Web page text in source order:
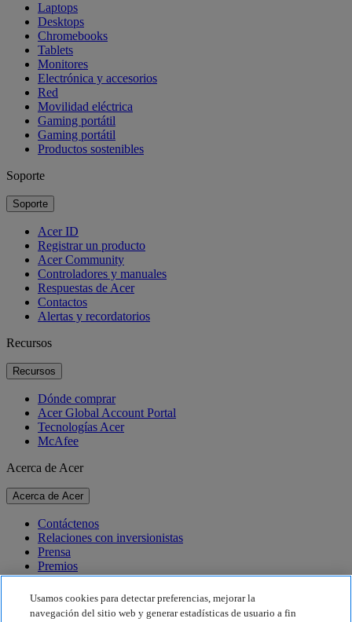
Laptops
Desktops
Chromebooks
Tablets
Monitores
Electrónica y accesorios
Red
Movilidad eléctrica
Gaming portátil
Gaming portátil
Productos sostenibles
Soporte
Soporte
Acer ID
Registrar un producto
Acer Community
Controladores y manuales
Respuestas de Acer
Contactos
Alertas y recordatorios
Recursos
Recursos
Dónde comprar
Acer Global Account Portal
Tecnologías Acer
McAfee
Acerca de Acer
Acerca de Acer
Contáctenos
Relaciones con inversionistas
Prensa
Premios
Eventos
Sostenibilidad
Usamos cookies para detectar preferencias, mejorar la
navegación del sitio web y generar estadísticas de usuario a fin